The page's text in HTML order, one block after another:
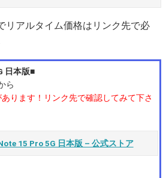
リアルタイム価格はリンク先で必
日本版■
ら
ります！リンク先で確認してみて下さ
15 Pro 5G 日本版 – 公式ストア